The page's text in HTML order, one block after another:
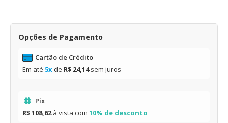
Opções de Pagamento
Cartão de Crédito
Em até 5x de R$ 24,14sem juros
Pix
R$ 108,62à vista com 10% de desconto